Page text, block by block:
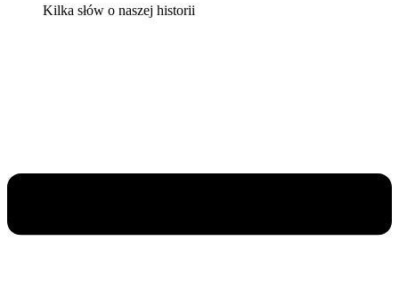
Kilka słów o naszej historii